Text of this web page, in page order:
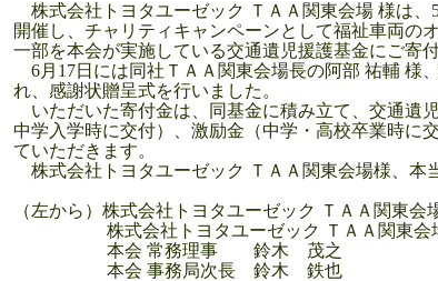
株式会社トヨタユーゼック ＴＡＡ関東会場 様は、
開催し、チャリティキャンペーンとして福祉車両の
一部を本会が実施している交通遺児援護基金にご寄
6月17日には同社ＴＡＡ関東会場長の阿部 祐輔 様
れ、感謝状贈呈式を行いました。
いただいた寄付金は、同基金に積み立て、交通遺
中学入学時に交付）、激励金（中学・高校卒業時に
ていただきます。
株式会社トヨタユーゼック ＴＡＡ関東会場様、本
（左から）株式会社トヨタユーゼック ＴＡＡ関
株式会社トヨタユーゼック ＴＡＡ関東
本会 常務理事 鈴木 茂之
本会 事務局次長 鈴木 鉄也